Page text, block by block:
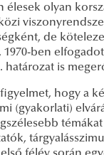
élesek olyan
de
ben
is
hogy a
(gyakorlati)